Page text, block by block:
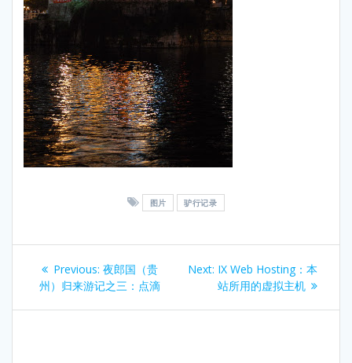
图片 驴行记录
Post
navigation
Previous: Previous
post:
夜郎国（贵
州）归来游记之三：点滴
Next: Next
post:
IX Web Hosting：本
站所用的虚拟主机